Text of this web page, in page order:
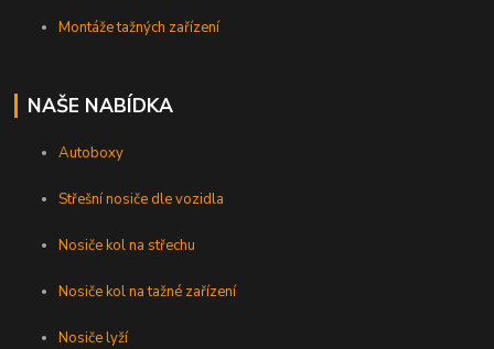
Montáže tažných zařízení
NAŠE NABÍDKA
Autoboxy
Střešní nosiče dle vozidla
Nosiče kol na střechu
Nosiče kol na tažné zařízení
Nosiče lyží